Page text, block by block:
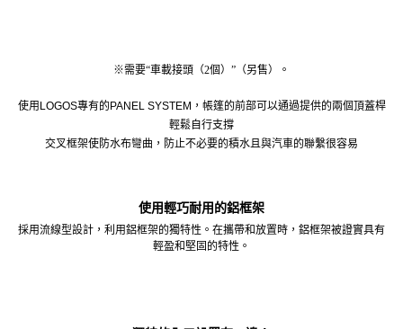
※需要“車載接頭（2個）”（另售）。
使用LOGOS專有的PANEL SYSTEM，帳篷的前部可以通過提供的兩個頂蓋桿
輕鬆自行支撐
交叉框架使防水布彎曲，防止不必要的積水且與汽車的聯繫很容易
使用輕巧耐用的鋁框架
採用流線型設計，利用鋁框架的獨特性。 在攜帶和放置時，鋁框架被證實具有
輕盈和堅固的特性。